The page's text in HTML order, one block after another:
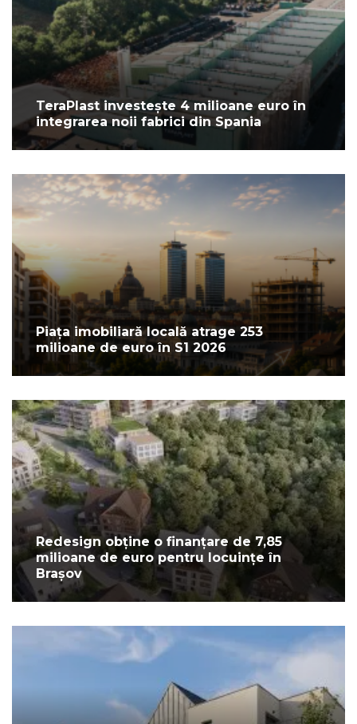
TeraPlast investește 4 milioane euro în
integrarea noii fabrici din Spania
Piața imobiliară locală atrage 253
milioane de euro în S1 2026
Redesign obține o finanțare de 7,85
milioane de euro pentru locuințe în
Brașov